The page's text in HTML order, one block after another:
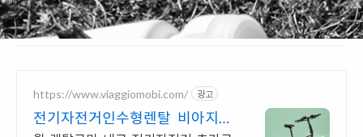
https://www.viaggiomobi.com/ 광고
전기자전거인수형렌탈 비아지오